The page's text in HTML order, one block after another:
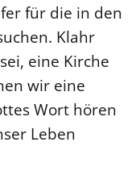
für die in den
Klahr
eine Kirche
wir eine
Wort hören
Leben